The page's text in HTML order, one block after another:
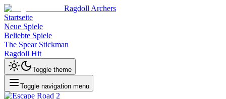
Ragdoll Archers
Startseite
Neue Spiele
Beliebte Spiele
The Spear Stickman
Ragdoll Hit
Toggle theme
Toggle navigation menu